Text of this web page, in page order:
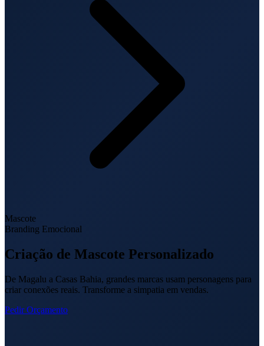
Mascote
Branding Emocional
Criação de Mascote Personalizado
De Magalu a Casas Bahia, grandes marcas usam personagens para
criar conexões reais. Transforme a simpatia em vendas.
Pedir Orçamento